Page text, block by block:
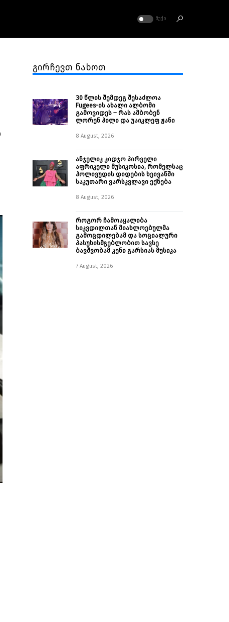
ᲛᲣᲥᲘ
გირჩევთ ნახოთ
30 წლის შემდეგ შესაძლოა
Fugees-ის ახალი ალბომი
გამოვიდეს – რას ამბობენ
ლორენ ჰილი და უაიკლეფ ჟანი
8 August, 2026
ანჯელიკ კიდჯო პირველი
აფრიკელი მუსიკოსია, რომელსაც
ჰოლივუდის დიდების ხეივანში
საკუთარი ვარსკვლავი ექნება
8 August, 2026
როგორ ჩამოაყალიბა
სიკვდილთან მიახლოებულმა
გამოცდილებამ და სოციალური
პასუხისმგებლობით სავსე
ბავშვობამ კენი გარსიას მუსიკა
7 August, 2026